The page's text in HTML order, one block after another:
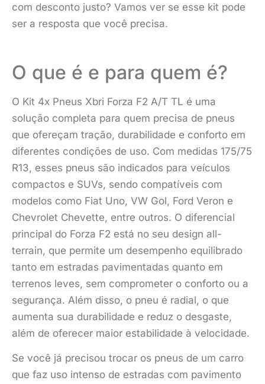
com desconto justo? Vamos ver se esse kit pode
ser a resposta que você precisa.
O que é e para quem é?
O Kit 4x Pneus Xbri Forza F2 A/T TL é uma
solução completa para quem precisa de pneus
que ofereçam tração, durabilidade e conforto em
diferentes condições de uso. Com medidas 175/75
R13, esses pneus são indicados para veículos
compactos e SUVs, sendo compatíveis com
modelos como Fiat Uno, VW Gol, Ford Veron e
Chevrolet Chevette, entre outros. O diferencial
principal do Forza F2 está no seu design all-
terrain, que permite um desempenho equilibrado
tanto em estradas pavimentadas quanto em
terrenos leves, sem comprometer o conforto ou a
segurança. Além disso, o pneu é radial, o que
aumenta sua durabilidade e reduz o desgaste,
além de oferecer maior estabilidade à velocidade.
Se você já precisou trocar os pneus de um carro
que faz uso intenso de estradas com pavimento